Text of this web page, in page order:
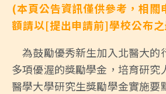
(本頁公告資訊僅供參考，相關
額請以[提出申請前]學校公布
為鼓勵優秀新生加入北醫大的
多項優渥的獎勵學金，培育研究
醫學大學研究生獎勵學金實施要